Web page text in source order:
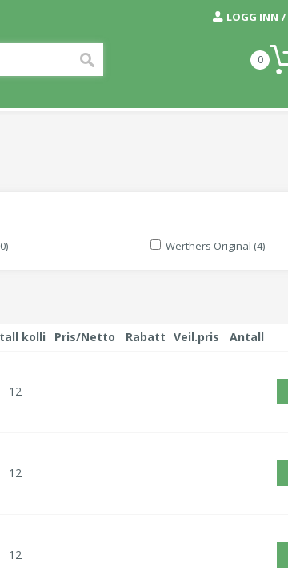
LOGG INN
0
Werthers Original (4)
kolli Pris/Netto Rabatt Veil.pris Antall
12
12
12